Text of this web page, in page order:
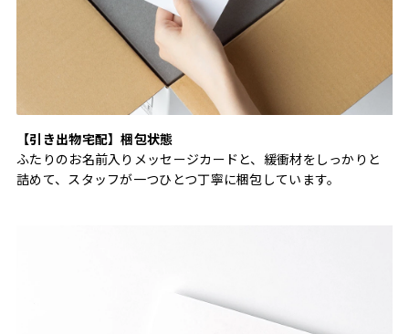
【引き出物宅配】梱包状態
ふたりのお名前入りメッセージカードと、緩衝材をしっかりと
詰めて、スタッフが一つひとつ丁寧に梱包しています。